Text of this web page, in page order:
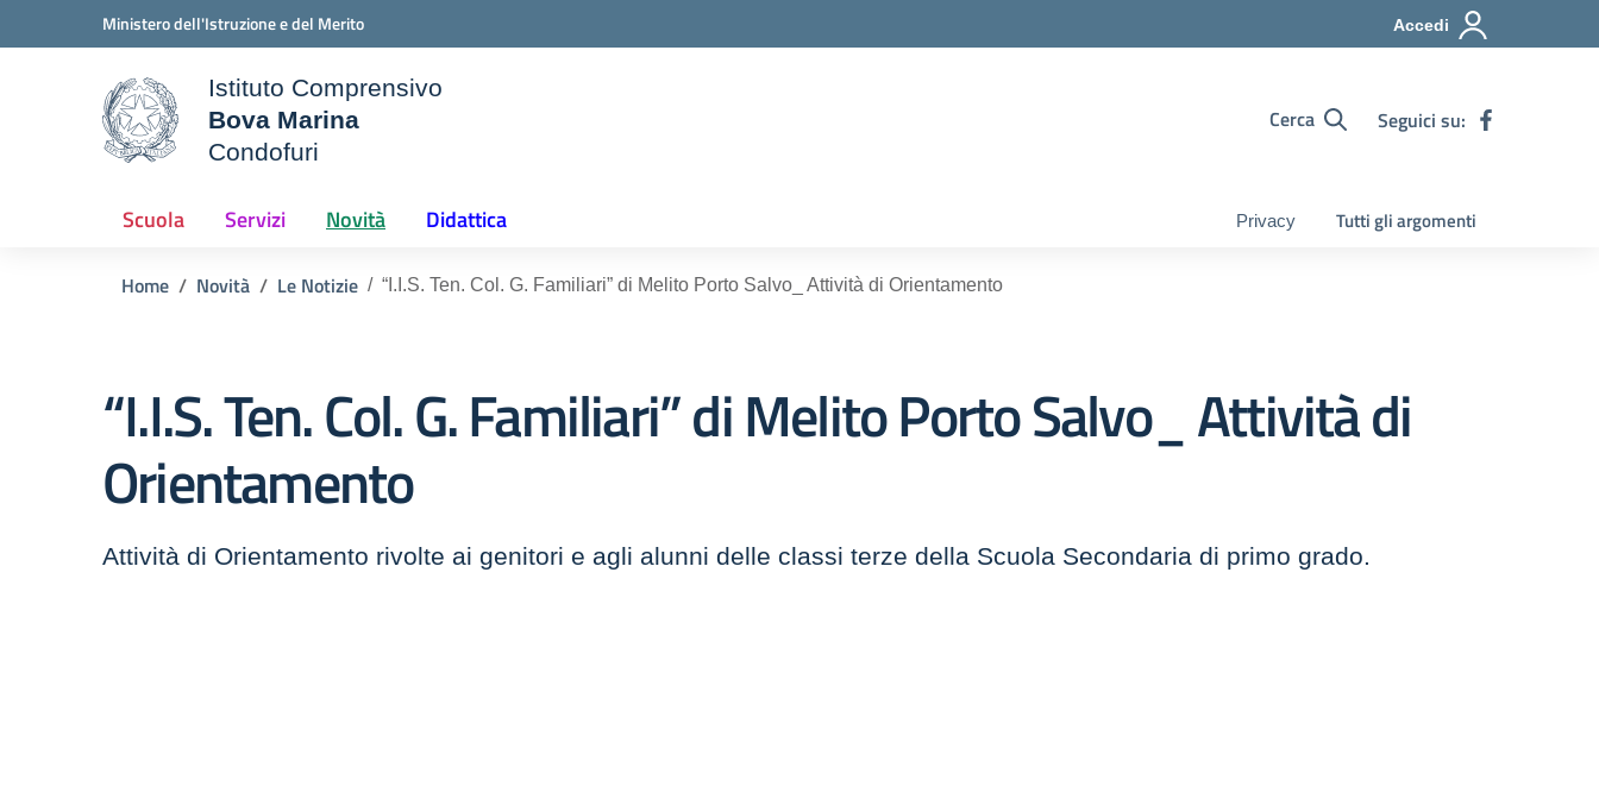
Vai ai contenuti
Vai al menu di navigazioneMinistero dell'Istruzione e del Merito Accedi
della scuola
Istituto Comprensivo
Bova Marina
Condofuri
Cerca Seguici su:
Scuola Servizi Novità Didattica Privacy Tutti gli argomenti
Home Novità Le Notizie “I.I.S. Ten. Col. G. Familiari” di Melito Porto Salvo_ Attività di Orientamento
“I.I.S. Ten. Col. G. Familiari” di Melito Porto Salvo_ Attività di
Orientamento
Attività di Orientamento rivolte ai genitori e agli alunni delle classi terze della Scuola Secondaria di primo grado.